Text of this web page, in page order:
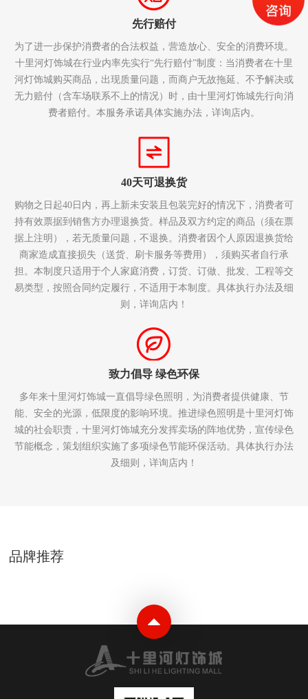
先行赔付
为了进一步保护消费者的合法权益，营造放心、安全的消费环境。
十里河灯饰城在行业内率先实行“先行赔付”制度：当消费者在十里
河灯饰城购买商品，出现质量问题，而商户无故拖延、不予解决或
无力赔付（含车场联系不上的情况）时，由十里河灯饰城先行向消
费者赔付。本服务承诺具体实施办法，详询店内。
40天可退换货
购物之日起40日内，再上新未安装且包装完好的情况下，消费者可
持有效票据到销售方办理退换货。样品及双方约定的商品（须在票
据上注明），若无质量问题，不退换。消费者因个人原因退换货给
商家造成直接损失（送货、刷卡服务等费用），须购买者自行承
担。本制度只适用于个人家庭消费，订货、订做、批发、工程等交
易类型，按照合同约定履行，不适用于本制度。具体执行办法及细
则，详询店内！
致力倡导 绿色环保
多年来十里河灯饰城一直倡导绿色照明，为消费者提供健康、节
能、安全的光源，低限度的影响环境。推进绿色照明是十里河灯饰
城的社会职责，十里河灯饰城充分发挥卖场的阵地优势，宣传绿色
节能概念，策划组织实施了多项绿色节能环保活动。具体执行办法
及细则，详询店内！
品牌推荐